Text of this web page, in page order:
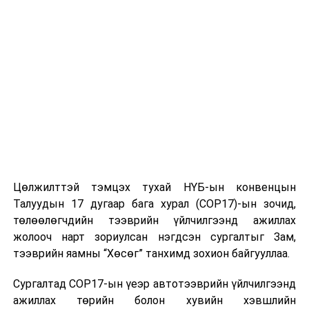
УНШСАН: 417
ДАРААХ МЭДЭЭ
“Эрдэнэс Монгол” нэгдлийн харьяа 10 компанийг
тэрбум төгрөг хэмнэлээ
ӨМНӨХ МЭДЭЭ
Цөлжилттэй тэмцэх тухай НҮБ-ын конвенцын
Талуудын 17 дугаар бага хурал (COP17)-ын зочид,
төлөөлөгчдийн тээврийн үйлчилгээнд ажиллах
жолооч нарт зориулсан нэгдсэн сургалтыг Зам,
тээврийн яамны “Хөсөг” танхимд зохион байгууллаа.
Сургалтад COP17-ын үеэр автотээврийн үйлчилгээнд
ажиллах төрийн болон хувийн хэвшлийн